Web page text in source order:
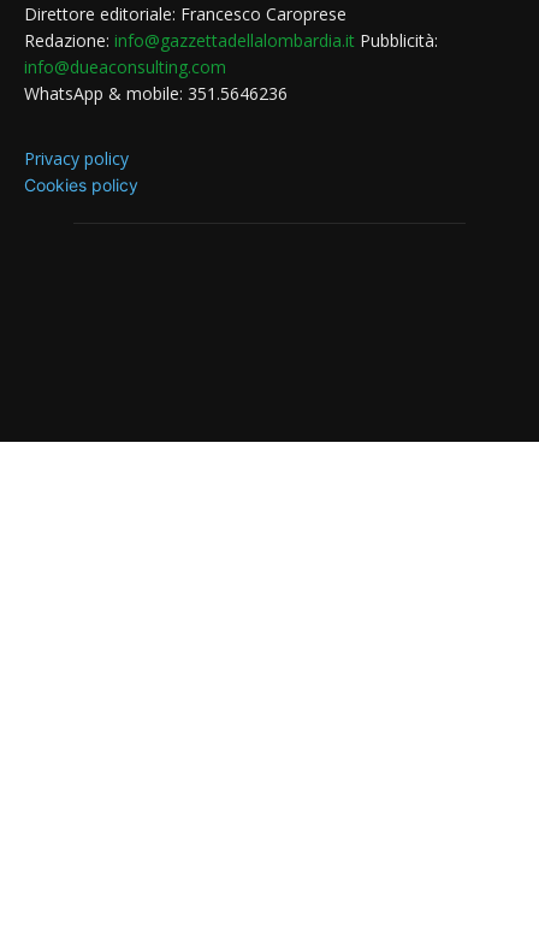
Direttore editoriale: Francesco Caroprese
Redazione: info@gazzettadellalombardia.it Pubblicità:
info@dueaconsulting.com
WhatsApp & mobile: 351.5646236
Privacy policy
Cookies policy